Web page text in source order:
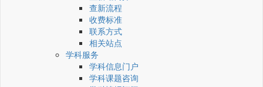
查新流程
收费标准
联系方式
相关站点
学科服务
学科信息门户
学科课题咨询